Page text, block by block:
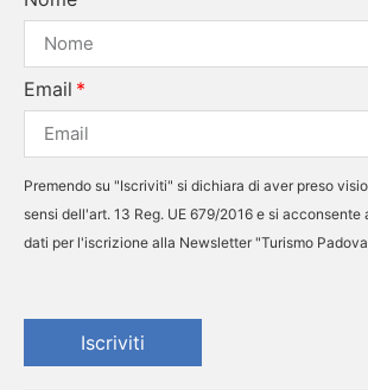
Email
Premendo su "Iscriviti" si dichiara di aver preso
sensi dell'art. 13 Reg. UE 679/2016 e si acconsente
dati per l'iscrizione alla Newsletter "Turismo
Iscriviti